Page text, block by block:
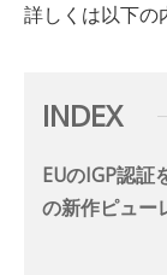
詳しくは以下の
INDEX
EUのIGP認証
の新作ピュー